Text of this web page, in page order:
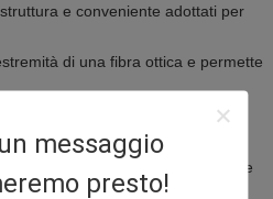
messaggio
presto!
e conveniente adottati per
di una fibra ottica e permette
ed allineano i centri delle fibre